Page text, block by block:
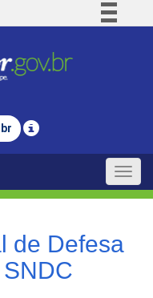
Comunica BR
Legislação
Toggle
de Defesa